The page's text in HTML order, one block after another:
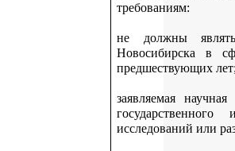
требованиям:
не должны
Новосибирска в
предшествующих
заявляемая
исследований или